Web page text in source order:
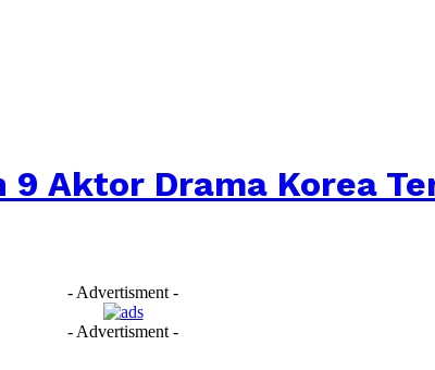
Aktor Drama Korea
- Advertisment -
- Advertisment -